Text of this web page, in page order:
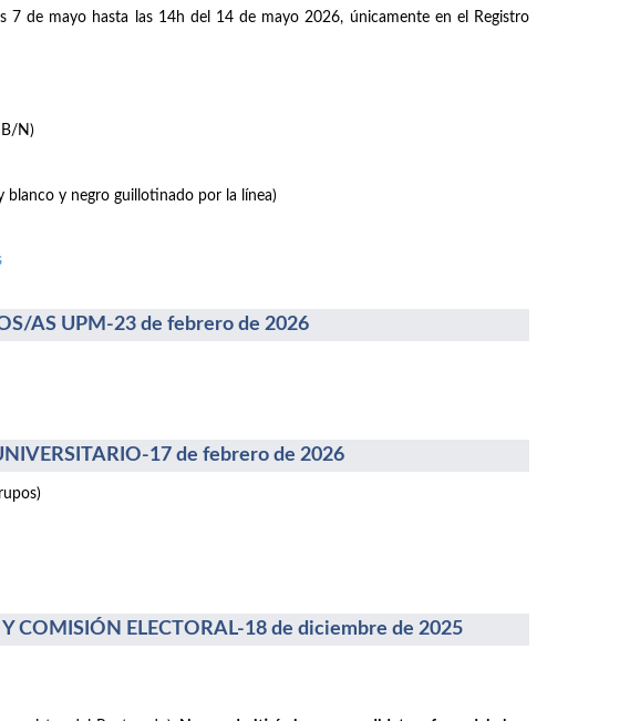
7 de mayo hasta las 14h del 14 de mayo 2026, únicamente en el Registro
B/N)
blanco y negro guillotinado por la línea)
AS UPM-23 de febrero de 2026
17 de febrero de 2026
COMISIÓN ELECTORAL-18 de diciembre de 2025